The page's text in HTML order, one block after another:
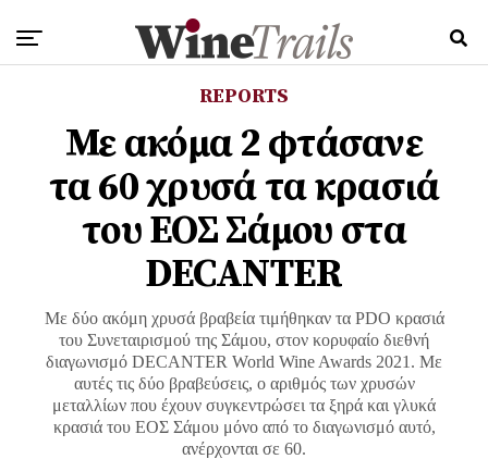
REPORTS
Με ακόμα 2 φτάσανε
τα 60 χρυσά τα κρασιά
του ΕΟΣ Σάμου στα
DECANTER
Με δύο ακόμη χρυσά βραβεία τιμήθηκαν τα PDO κρασιά
του Συνεταιρισμού της Σάμου, στον κορυφαίο διεθνή
διαγωνισμό DECANTER World Wine Awards 2021. Με
αυτές τις δύο βραβεύσεις, ο αριθμός των χρυσών
μεταλλίων που έχουν συγκεντρώσει τα ξηρά και γλυκά
κρασιά του ΕΟΣ Σάμου μόνο από το διαγωνισμό αυτό,
ανέρχονται σε 60.